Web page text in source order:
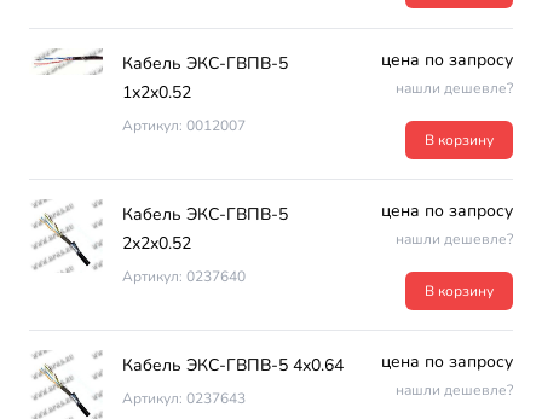
Кабель ЭКС-ГВПВ-5
1х2х0.52
Артикул: 0012007
цена по запросу
нашли дешевле?
В корзину
Кабель ЭКС-ГВПВ-5
2х2х0.52
Артикул: 0237640
цена по запросу
нашли дешевле?
В корзину
Кабель ЭКС-ГВПВ-5 4х0.64
Артикул: 0237643
цена по запросу
нашли дешевле?